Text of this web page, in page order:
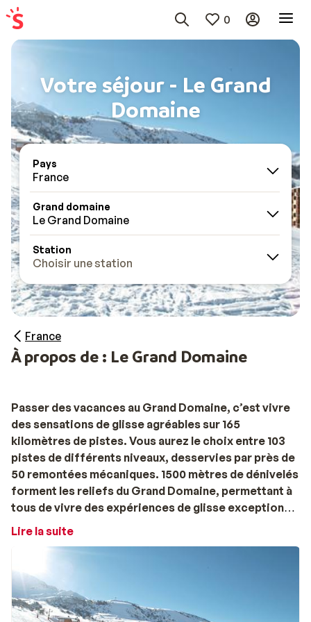
0
Votre séjour - Le Grand
Domaine
Pays
France
Grand domaine
Le Grand Domaine
Station
Choisir une station
France
À propos de : Le Grand Domaine
Passer des vacances au Grand Domaine, c’est vivre
des sensations de glisse agréables sur 165
kilomètres de pistes. Vous aurez le choix entre 103
pistes de différents niveaux, desservies par près de
50 remontées mécaniques. 1500 mètres de dénivelés
forment les reliefs du Grand Domaine, permettant à
tous de vivre des expériences de glisse
Vos vacances au ski au Grand Domaine
situées à proximité du pic Cheval Noir, alors que les
plus difficiles sont situées au Col du Gollet et au Col du
Mottet. Pour les amateurs de sports nordiques,
Lire la suite